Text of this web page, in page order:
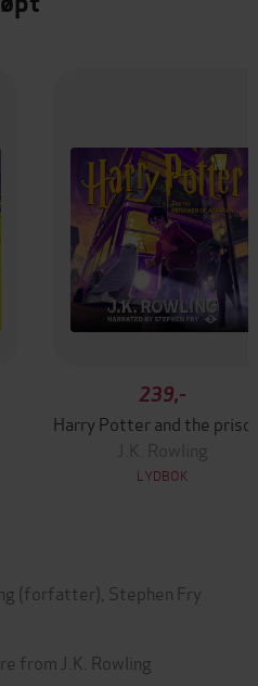
239,-
J.K. Rowling
LYDBOK
(forfatter), Stephen Fry
from J.K. Rowling